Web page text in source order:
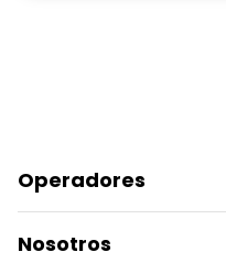
Operadores
Acceder Como Proveedor
Nosotros